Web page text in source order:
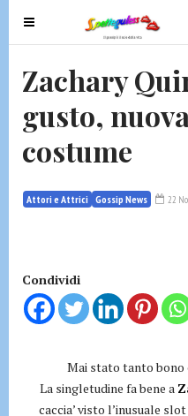
T
o
g
e
n
v
i
t
o
Zachary
gusto,
costume
Attori e Attrici Gossip News 22
Condividi
Mai stato tanto bono
La singletudine fa bene a
caccia’ visto l’inusuale